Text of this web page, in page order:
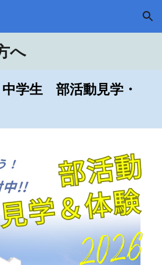
Skip to navigation
へ
学生 部活動見学・